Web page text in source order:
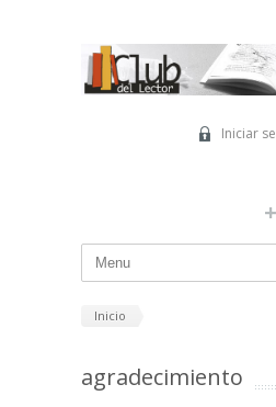
Iniciar
Inicio
agradecimiento